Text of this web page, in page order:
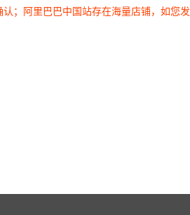
；阿里巴巴中国站存在海量店铺，如您